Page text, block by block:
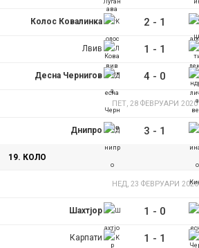
Колос Ковалинка 2 - 1
Лвив 1 - 1
Десна Чернигов 4 - 0
ПЕТ, 28 ФЕВРУАРИ 2020
Днипро 3 - 1
19. КОЛО
НЕД, 23 ФЕВРУАРИ 2020
Шахтјор 1 - 0
Карпати 1 - 1